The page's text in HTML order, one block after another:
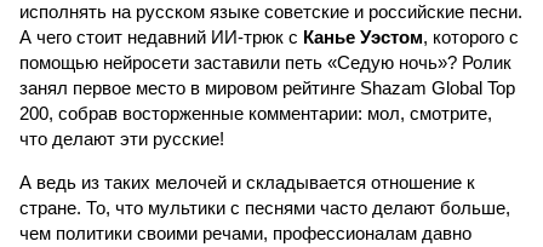
исполнять на русском языке советские и российские песни.
А чего стоит недавний ИИ-трюк с Канье Уэстом, которого с
помощью нейросети заставили петь «Седую ночь»? Ролик
занял первое место в мировом рейтинге Shazam Global Top
200, собрав восторженные комментарии: мол, смотрите,
что делают эти русские!
А ведь из таких мелочей и складывается отношение к
стране. То, что мультики с песнями часто делают больше,
чем политики своими речами, профессионалам давно